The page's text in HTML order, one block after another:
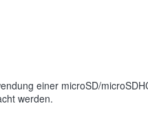
einer microSD/
werden.